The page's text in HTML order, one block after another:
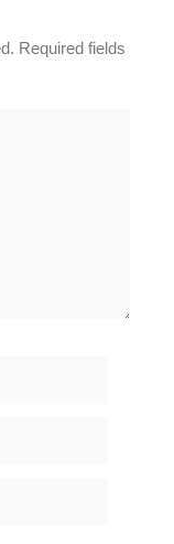
Required fields